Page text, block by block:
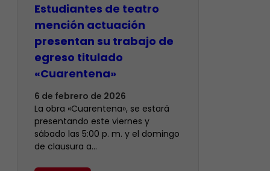
​Estudiantes de teatro
mención actuación
presentan su trabajo de
egreso titulado
«Cuarentena»
6 de febrero de 2026
La obra «Cuarentena», se estará
presentando este viernes y
sábado las 5:00 p. m. y el domingo
de clausura a…